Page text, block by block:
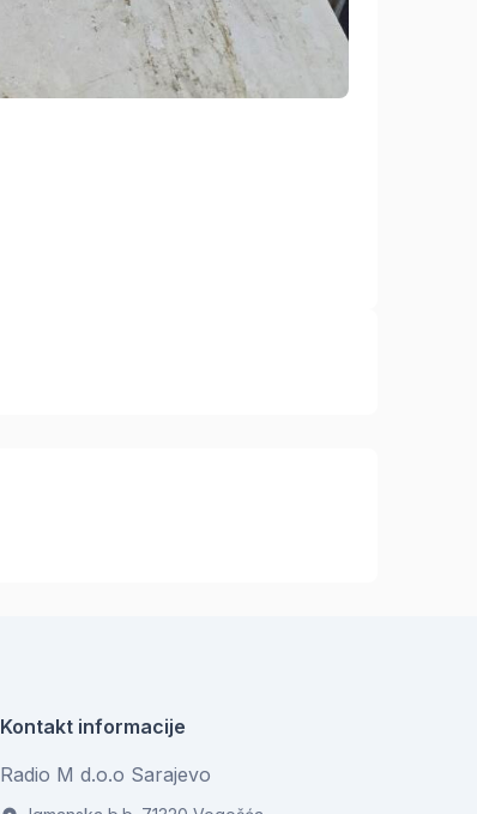
Kontakt informacije
Radio M d.o.o Sarajevo